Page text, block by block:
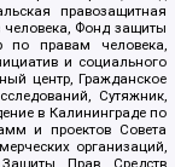
правозащитная
Фонд защиты
по правам человека,
и социального
центр, Гражданское
Сутяжник,
в Калининграде по
и проектов Совета
организаций,
Защиты Прав Средств